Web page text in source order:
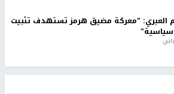
العبري: "معركة مضيق هرمز تستهدف تثبيت
سياسية"